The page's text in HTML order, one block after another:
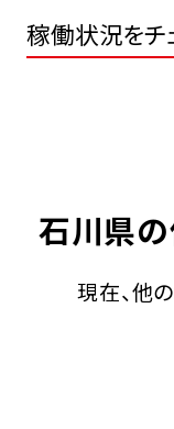
稼働状況をチ
石川県
現在、他